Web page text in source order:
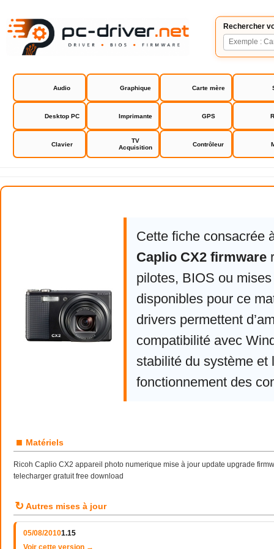
Rechercher
Audio Graphique Carte mère
Desktop PC Imprimante GPS
Clavier
TV
Acquisition
Contrôleur
Ricoh Caplio CX2 firmware
Cette fiche consacrée
Caplio CX2 firmware
pilotes, BIOS ou
disponibles pour ce
drivers permettent
compatibilité avec
stabilité du système et
fonctionnement des
■ Matériels
Ricoh Caplio CX2 appareil photo numerique mise à jour update upgrade
telecharger gratuit free download
↻ Autres mises à jour
05/08/20101.15
Voir cette version →